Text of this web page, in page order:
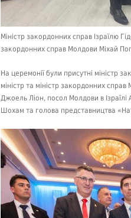
Міністр закордонних справ Ізраїлю
закордонних справ Молдови Міхай
На церемонії були присутні міністр
міністр та міністр закордонних
Джоель Ліон, посол Молдови в Ізраїлі
Шохам та голова представництва